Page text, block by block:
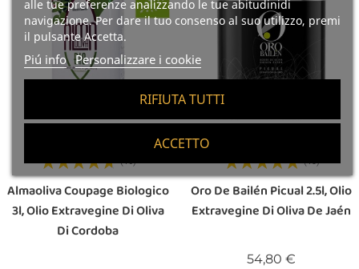
alle tue preferenze analizzando le tue abitudinidi
navigazione. Per dare il tuo consenso al suo utilizzo, premi
il pulsante Accetta.
Piú info Personalizzare i cookie
RIFIUTA TUTTI
ACCETTO
(16)
Almaoliva Coupage Biologico
3l, Olio Extravegine Di Oliva
Di Cordoba
(13)
Oro De Bailén Picual 2.5l, Olio
Extravegine Di Oliva De Jaén
54,80 €